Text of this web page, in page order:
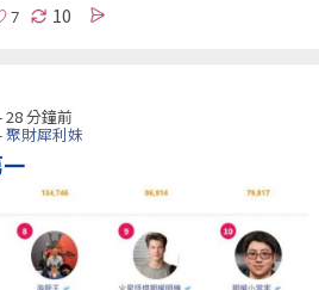
10
28 分鐘前
聚財犀利妹